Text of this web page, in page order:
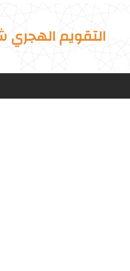
التقويم الهجري